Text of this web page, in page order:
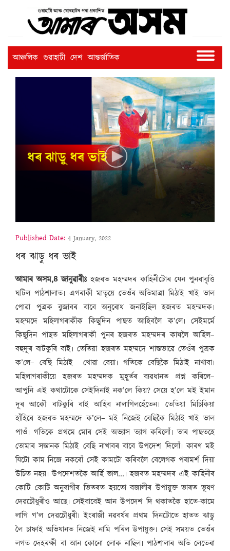
আঞ্চলিক গুৱাহাটী দেশ আন্তৰ্জাতিক
Published Date: 4 January, 2022
ধৰ ঝাড়ু ধৰ ভাই
আমাৰ অসম,৪ জানুৱাৰীঃ হজৰত মহম্মদৰ কাহিনীটোৰ যেন পুনৰাবৃত্তি
ঘটিল পাঠশালাত৷ এগৰাকী মাতৃয়ে তেওঁৰ অতিমাত্ৰা মিঠাই খাই ভাল
পোৱা পুত্ৰক বুজাবৰ বাবে অনুৰোধ জনাইছিল হজৰত মহম্মদক৷
মহম্মদে মহিলাগৰাকীক কিছুদিন পাছত আহিবলৈ ক’লে৷ সেইমৰ্মে
কিছুদিন পাছত মহিলাগৰাকী পুনৰ হজৰত মহম্মদৰ কাষলৈ আহিল–
বহুদূৰ বাটকুৰি বাই৷ তেতিয়া হজৰত মহম্মদে শান্তভাৱে তেওঁৰ পুত্ৰক
ক’লে– বেছি মিঠাইখোৱা বেয়া৷ গতিকে বেছিকৈ মিঠাই নাখাবা৷
মহিলাগৰাকীয়ে হজৰত মহম্মদক মুহূৰ্তৰ ব্যৱধানত প্ৰশ্ন কৰিলে–
আপুনি এই কথাটোকে সেইদিনাই নক’লে কিয়? সেয়ে হ’লে মই ইমান
দূৰ আকৌ বাটকুৰি বাই আহিব নালাগিলহেঁতেন৷ তেতিয়া মিচিকিয়া
হাঁহিৰে হজৰত মহম্মদে ক’লে– মই নিজেই বেছিকৈ মিঠাই খাই ভাল
পাওঁ৷ গতিকে প্ৰথমে মোৰ সেই অভ্যাস ত্যাগ কৰিলোঁ৷ তাৰ পাছতহে
তোমাৰ সন্তানক মিঠাই বেছি নাখাবৰ বাবে উপদেশ দিলোঁ৷ কাৰণ মই
যিটো কাম নিজে নকৰোঁ সেই কামটো কৰিবলৈ বেলেগক পৰামৰ্শ দিয়া
উচিত নহয়৷ উপদেশতকৈ আৰ্হি ভাল...৷ হজৰত মহম্মদৰ এই কাহিনীৰ
কোটি কোটি অনুৰাগীৰ ভিতৰত হয়তো বজালীৰ উপায়ুক্ত ভাৰত ভূষণ
দেৱচৌধুৰীও আছে৷ সেইবাবেই আন উপদেশ দি থকাতকৈ হাতে-কামে
লাগি গ’ল দেৱচৌধুৰী৷ ইংৰাজী নৱবৰ্ষৰ প্ৰথম দিনটোতে হাতত ঝাড়ু
লৈ চাফাই অভিযানত নিজেই নামি পৰিল উপায়ুক্ত৷ সেই সময়ত তেওঁৰ
লগত দেহৰক্ষী বা আন কোনো লোক নাছিল৷ পাঠশালাৰ অতি লেতেৰা